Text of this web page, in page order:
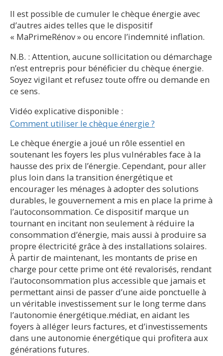
Il est possible de cumuler le chèque énergie avec
d’autres aides telles que le dispositif
« MaPrimeRénov » ou encore l’indemnité inflation.
N.B. : Attention, aucune sollicitation ou démarchage
n’est entrepris pour bénéficier du chèque énergie.
Soyez vigilant et refusez toute offre ou demande en
ce sens.
Vidéo explicative disponible :
Comment utiliser le chèque énergie ?
Le chèque énergie a joué un rôle essentiel en
soutenant les foyers les plus vulnérables face à la
hausse des prix de l’énergie. Cependant, pour aller
plus loin dans la transition énergétique et
encourager les ménages à adopter des solutions
durables, le gouvernement a mis en place la prime à
l’autoconsommation. Ce dispositif marque un
tournant en incitant non seulement à réduire la
consommation d’énergie, mais aussi à produire sa
propre électricité grâce à des installations solaires.
À partir de maintenant, les montants de prise en
charge pour cette prime ont été revalorisés, rendant
l’autoconsommation plus accessible que jamais et
permettant ainsi de passer d’une aide ponctuelle à
un véritable investissement sur le long terme dans
l’autonomie énergétique.médiat, en aidant les
foyers à alléger leurs factures, et d’investissements
dans une autonomie énergétique qui profitera aux
générations futures.